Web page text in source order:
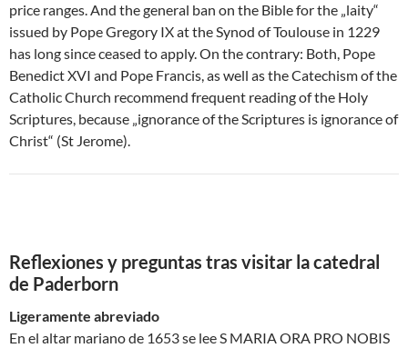
price ranges. And the general ban on the Bible for the „laity“
issued by Pope Gregory IX at the Synod of Toulouse in 1229
has long since ceased to apply. On the contrary: Both, Pope
Benedict XVI and Pope Francis, as well as the Catechism of the
Catholic Church recommend frequent reading of the Holy
Scriptures, because „ignorance of the Scriptures is ignorance of
Christ“ (St Jerome).
Reflexiones y preguntas tras visitar la catedral
de Paderborn
Ligeramente abreviado
En el altar mariano de 1653 se lee S MARIA ORA PRO NOBIS